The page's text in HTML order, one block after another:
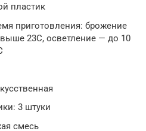
пластик
приготовления: брожение
23C, осветление — до 10
3 штуки
смесь